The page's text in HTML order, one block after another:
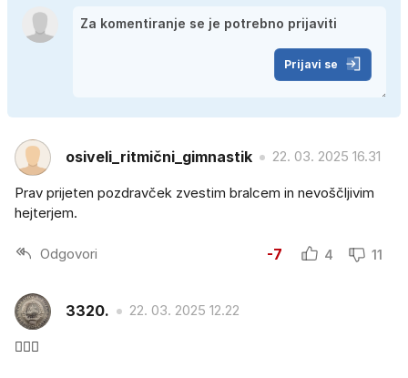
Prijavi se
osiveli_ritmični_gimnastik 22. 03. 2025 16.31
Prav prijeten pozdravček zvestim bralcem in nevoščljivim
hejterjem.
Odgovori -7 4 11
3320. 22. 03. 2025 12.22
🤦🏻‍♂️